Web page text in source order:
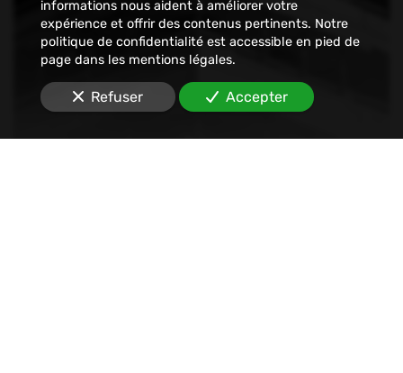
informations nous aident à améliorer votre
expérience et offrir des contenus pertinents. Notre
politique de confidentialité est accessible en pied de
page dans les mentions légales.
Refuser Accepter